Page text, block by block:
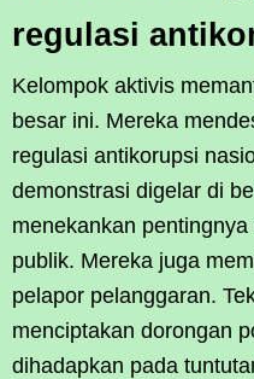
regulasi
Kelompok aktivis
besar ini. Mereka
regulasi antikorupsi
demonstrasi digelar di
menekankan
publik. Mereka juga
pelapor pelanggaran.
menciptakan dorongan
dihadapkan pada